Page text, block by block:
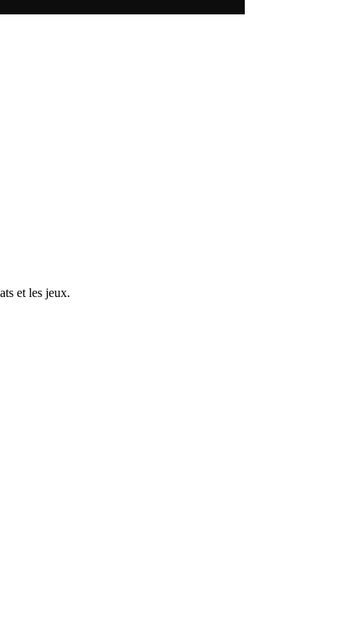
et les jeux.